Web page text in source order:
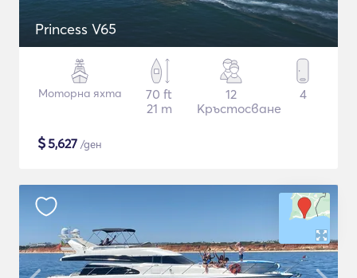
Princess V65
Моторна яхта
70 ft
21 m
12
Кръстосване
4
$5,627 /ден